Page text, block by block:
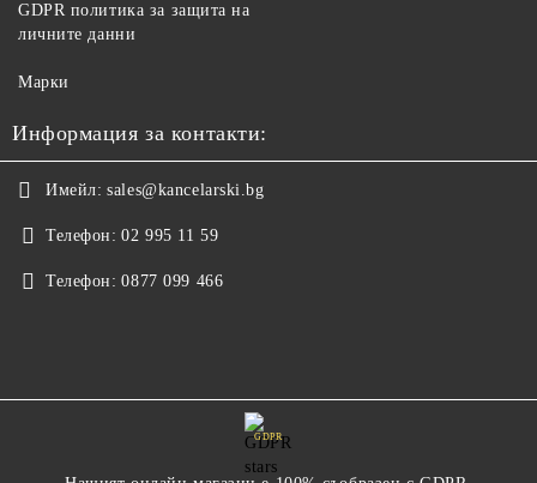
GDPR политика за защита на
личните данни
Марки
Информация за контакти:
Имейл: sales@kancelarski.bg
Телефон: 02 995 11 59
Телефон: 0877 099 466
GDPR